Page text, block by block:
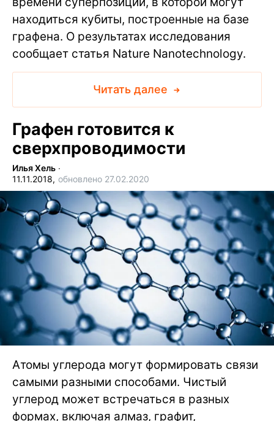
находиться кубиты, построенные на базе
графена. О результатах исследования
сообщает статья Nature Nanotechnology.
Читать далее
Графен готовится к
сверхпроводимости
Илья Хель ∙
11.11.2018, обновлено 27.02.2020
Атомы углерода могут формировать связи
самыми разными способами. Чистый
углерод может встречаться в разных
формах, включая алмаз, графит,